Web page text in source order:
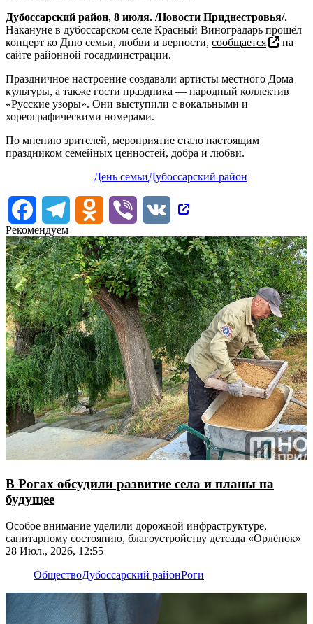
Дубоссарский район, 8 июля. /Новости Приднестровья/.
Накануне в дубоссарском селе Красный Виноградарь прошёл
концерт ко Дню семьи, любви и верности, сообщается
на
сайте районной госадминстрации.
Праздничное настроение создавали артисты местного Дома
культуры, а также гости праздника — народный коллектив
«Русские узоры». Они выступили с вокальными и
хореографическими номерами.
По мнению зрителей, мероприятие стало настоящим
праздником семейных ценностей, добра и любви.
День семьиДубоссарский район
FacebookTelegram Odnoklassniki
Viber
VK
Рекомендуем
В Рогах обсудили развитие села и планы на
будущее
Особое внимание уделили дорожной инфраструктуре,
санитарному состоянию, благоустройству детсада «Орлёнок»
28 Июл., 2026, 12:55
ОбществоДубоссарский районРоги